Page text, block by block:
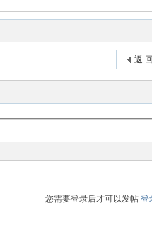
返
您需要登录后才可以发帖 登